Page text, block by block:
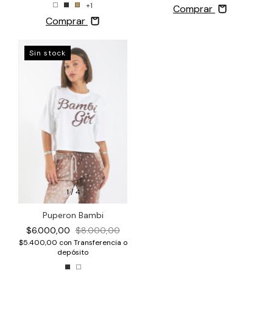
+1
Comprar
Comprar
1/4
Sin stock
Puperon Bambi
$6.000,00 $8.000,00
$5.400,00 con Transferencia o
depósito